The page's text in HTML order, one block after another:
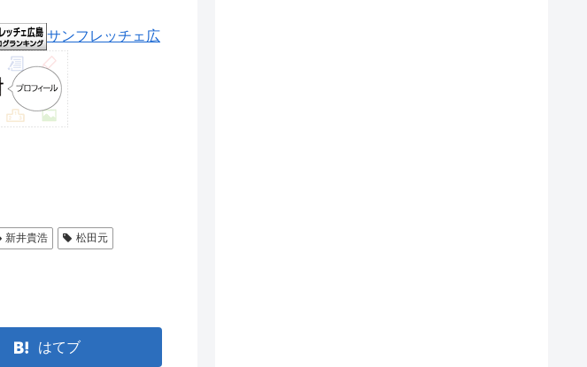
サンフレッチェ広
新井貴浩 松田元
はてブ